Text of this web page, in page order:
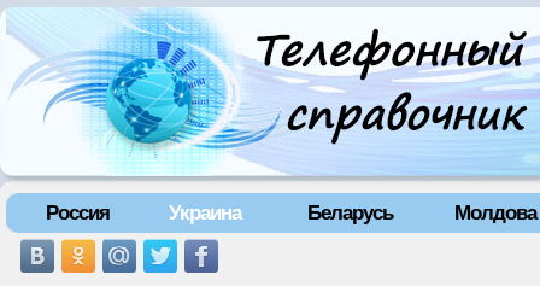
Россия Украина Беларусь Молдова